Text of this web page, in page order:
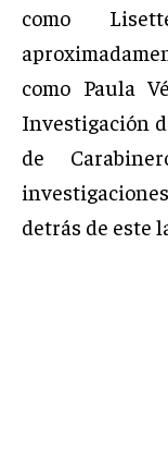
como
como Paula
Investigación
de
detrás de este